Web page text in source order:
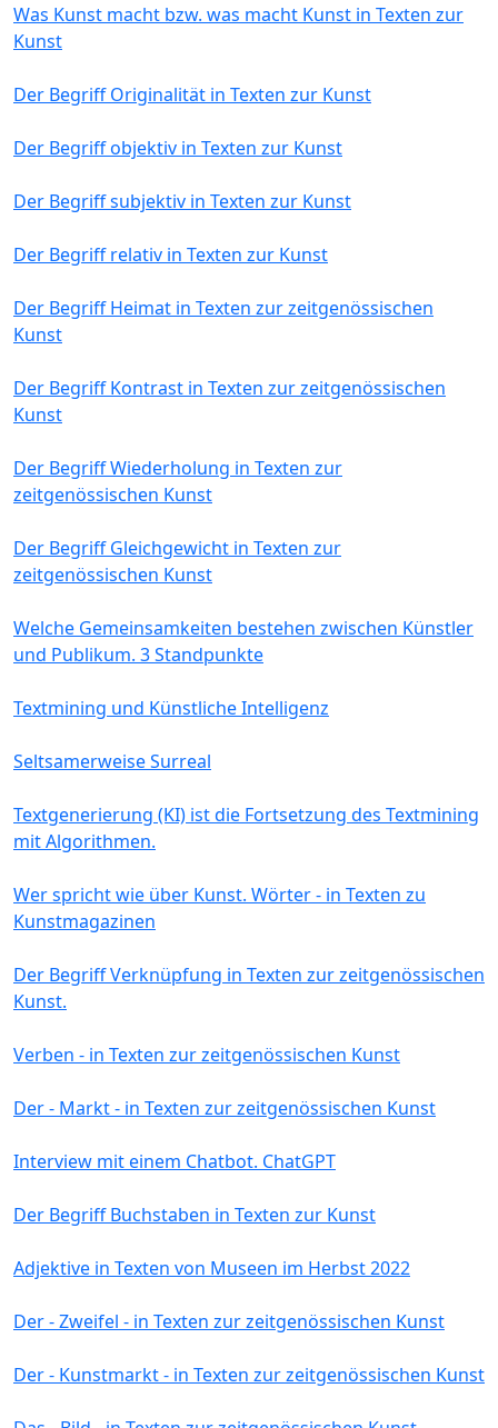
Was Kunst macht bzw. was macht Kunst in Texten zur
Kunst
Der Begriff Originalität in Texten zur Kunst
Der Begriff objektiv in Texten zur Kunst
Der Begriff subjektiv in Texten zur Kunst
Der Begriff relativ in Texten zur Kunst
Der Begriff Heimat in Texten zur zeitgenössischen
Kunst
Der Begriff Kontrast in Texten zur zeitgenössischen
Kunst
Der Begriff Wiederholung in Texten zur
zeitgenössischen Kunst
Der Begriff Gleichgewicht in Texten zur
zeitgenössischen Kunst
Welche Gemeinsamkeiten bestehen zwischen Künstler
und Publikum. 3 Standpunkte
Textmining und Künstliche Intelligenz
Seltsamerweise Surreal
Textgenerierung (KI) ist die Fortsetzung des Textmining
mit Algorithmen.
Wer spricht wie über Kunst. Wörter - in Texten zu
Kunstmagazinen
Der Begriff Verknüpfung in Texten zur zeitgenössischen
Kunst.
Verben - in Texten zur zeitgenössischen Kunst
Der - Markt - in Texten zur zeitgenössischen Kunst
Interview mit einem Chatbot. ChatGPT
Der Begriff Buchstaben in Texten zur Kunst
Adjektive in Texten von Museen im Herbst 2022
Der - Zweifel - in Texten zur zeitgenössischen Kunst
Der - Kunstmarkt - in Texten zur zeitgenössischen Kunst